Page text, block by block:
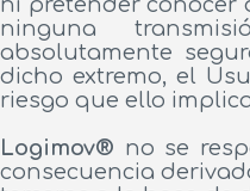
ni pretender conocer
ninguna
absolutamente
dicho extremo, el
riesgo que ello
Logimov® no se
consecuencia